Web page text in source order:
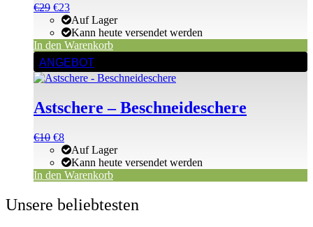
Ursprünglicher
Preis
war:
€29
€29Aktueller
Preis
ist:
€29.
€23
Auf Lager
Kann heute versendet werden
In den Warenkorb
ANGEBOT
Astschere – Beschneideschere
Ursprünglicher
Preis
war:
€10
€10Aktueller
Preis
ist:
€10.
€8
Auf Lager
Kann heute versendet werden
In den Warenkorb
Unsere beliebtesten